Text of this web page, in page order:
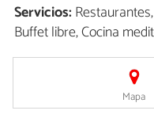
Servicios:
Buffet libre, Cocina
Mapa